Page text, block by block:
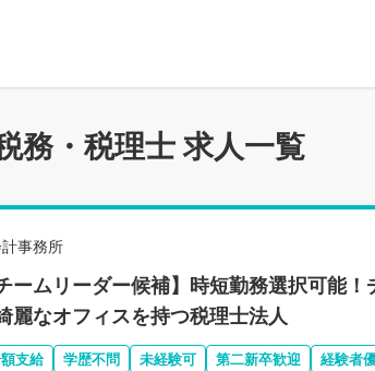
務・税理士 求人一覧
事務所
ームリーダー候補】時短勤務選択可能
麗なオフィスを持つ税理士法人
支給 学歴不問 未経験可 第二新卒歓迎 経験者